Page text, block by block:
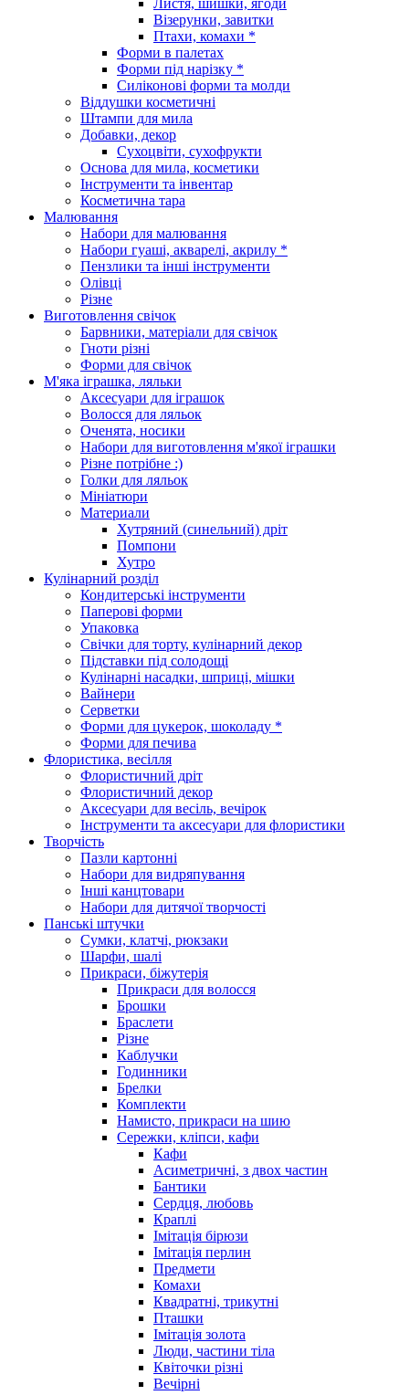
Візерунки, завитки
Птахи, комахи *
Форми в палетах
Форми під нарізку *
Силіконові форми та молди
Віддушки косметичні
Штампи для мила
Добавки, декор
Сухоцвіти, сухофрукти
Основа для мила, косметики
Інструменти та інвентар
Косметична тара
Малювання
Набори для малювання
Набори гуаші, акварелі, акрилу *
Пензлики та інші інструменти
Олівці
Різне
Виготовлення свічок
Барвники, матеріали для свічок
Гноти різні
Форми для свічок
М'яка іграшка, ляльки
Аксесуари для іграшок
Волосся для ляльок
Оченята, носики
Набори для виготовлення м'якої іграшки
Різне потрібне :)
Голки для ляльок
Мініатюри
Материали
Хутряний (синельний) дріт
Помпони
Хутро
Кулінарний розділ
Кондитерські інструменти
Паперові форми
Упаковка
Свічки для торту, кулінарний декор
Підставки під солодощі
Кулінарні насадки, шприці, мішки
Вайнери
Серветки
Форми для цукерок, шоколаду *
Форми для печива
Флористика, весілля
Флористичний дріт
Флористичний декор
Аксесуари для весіль, вечірок
Інструменти та аксесуари для флористики
Творчість
Пазли картонні
Набори для видряпування
Інші канцтовари
Набори для дитячої творчості
Панські штучки
Сумки, клатчі, рюкзаки
Шарфи, шалі
Прикраси, біжутерія
Прикраси для волосся
Брошки
Браслети
Різне
Каблучки
Годинники
Брелки
Комплекти
Намисто, прикраси на шию
Сережки, кліпси, кафи
Кафи
Асиметричні, з двох частин
Бантики
Сердця, любовь
Краплі
Імітація бірюзи
Імітація перлин
Предмети
Комахи
Квадратні, трикутні
Пташки
Імітація золота
Люди, частини тіла
Квіточки різні
Вечірні